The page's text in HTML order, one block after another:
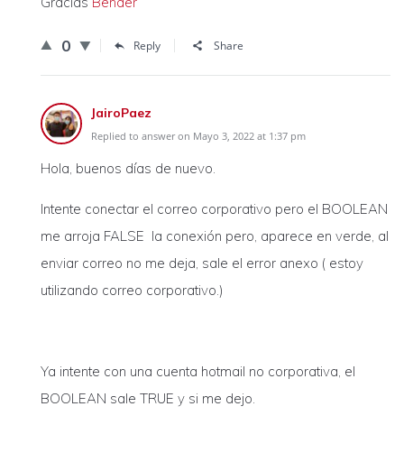
0 Reply Share
JairoPaez
Replied to answer on Mayo 3, 2022 at 1:37 pm
Hola, buenos días de nuevo.
Intente conectar el correo corporativo pero el BOOLEAN
me arroja FALSE la conexión pero, aparece en verde, al
enviar correo no me deja, sale el error anexo ( estoy
utilizando correo corporativo.)
Ya intente con una cuenta hotmail no corporativa, el
BOOLEAN sale TRUE y si me dejo.